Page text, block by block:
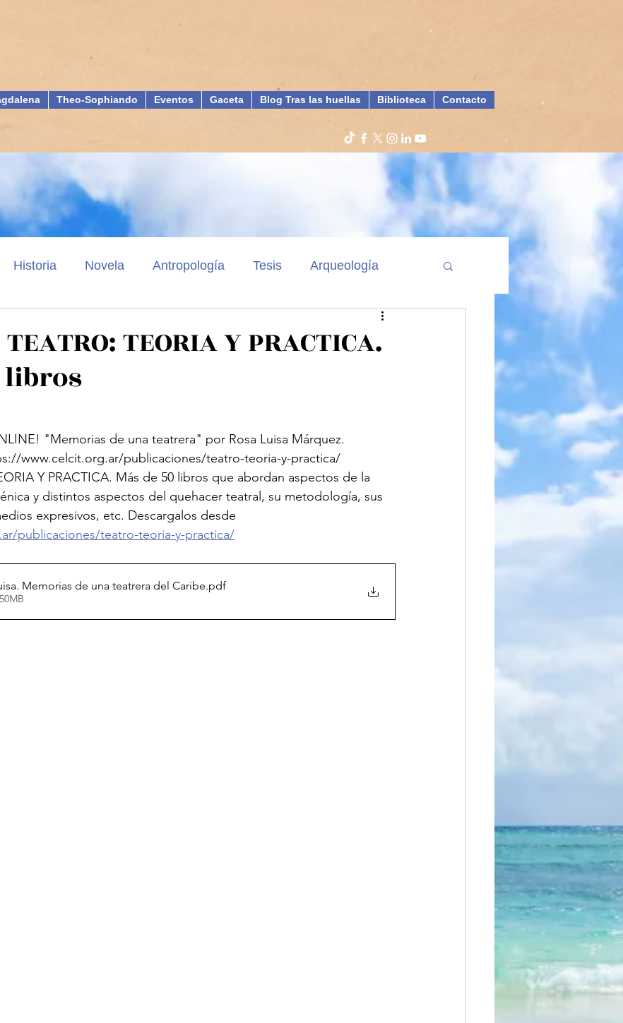
Theo-Sophiando Eventos Gaceta Blog Tras las huellas Biblioteca Contacto
Historia Novela Antropología Tesis Arqueología
Feminista
Arte Poesía Feminista
TEORIA Y PRACTICA.
libros
"Memorias de una teatrera" por Rosa Luisa Márquez.
www.celcit.org.ar/publicaciones/teatro-teoria-y-practica/
Y PRACTICA. Más de 50 libros que abordan aspectos de la
y distintos aspectos del quehacer teatral, su metodología, sus
expresivos, etc. Descargalos desde
publicaciones/teatro-teoria-y-practica/
Márquez, Rosa Luisa. Memorias de una teatrera del Caribe.pdf